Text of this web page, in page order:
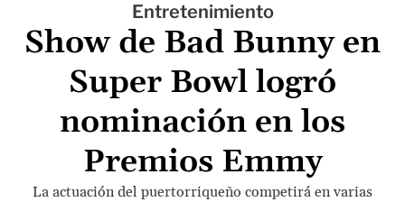
Entretenimiento
Show de Bad Bunny en
Super Bowl logró
nominación en los
Premios Emmy
La actuación del puertorriqueño competirá en varias